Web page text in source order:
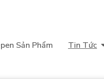
Sản Phẩm Tin Tức